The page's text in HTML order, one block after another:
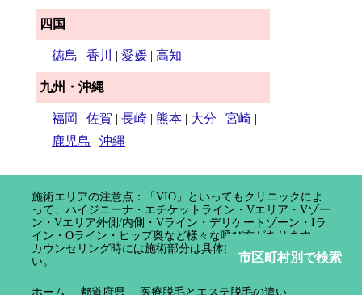
市区町村別で検索
四国
徳島 | 香川 | 愛媛 | 高知
九州・沖縄
福岡 | 佐賀 | 長崎 | 熊本 | 大分 | 宮崎 |
鹿児島 | 沖縄
施術エリアの注意点：「VIO」といってもクリニックによ
って、ハイジニーナ・エチケットライン・Vエリア・Vゾー
ン・Vエリア外側/内側・Vライン・デリケートゾーン・Iラ
イン・Oライン・ヒップ奥など様々な呼び方があります。
カウンセリング時には施術部分は具体的に確認してくださ
い。
ホーム 都道府県 医療脱毛とエステ脱毛の違い